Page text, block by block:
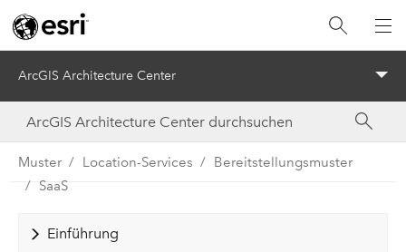
ArcGIS Architecture Center
Muster Location-Services
Bereitstellungsmuster
SaaS
Einführung